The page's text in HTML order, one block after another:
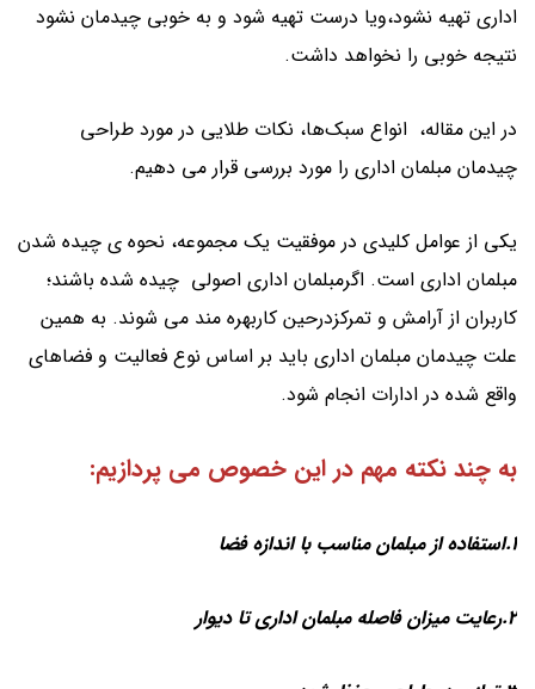
اداری تهیه نشود،ویا درست تهیه شود و به خوبی چیدمان نشود
نتیجه خوبی را نخواهد داشت.
در این مقاله، انواع سبک‌ها، نکات طلایی در مورد طراحی
چیدمان مبلمان اداری را مورد بررسی قرار می دهیم.
یکی از عوامل کلیدی در موفقیت یک مجموعه، نحوه ی چیده شدن
مبلمان اداری است. اگرمبلمان اداری اصولی چیده شده باشند؛
کاربران از آرامش و تمرکزدرحین کاربهره مند می شوند. به همین
علت چیدمان مبلمان اداری باید بر اساس نوع فعالیت و فضاهای
واقع شده در ادارات انجام شود.
به چند نکته مهم در این خصوص می پردازیم:
1.استفاده از مبلمان مناسب با اندازه فضا
2.رعایت میزان فاصله مبلمان اداری تا دیوار